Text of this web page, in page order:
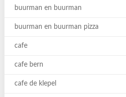
buurman en buurman
buurman en buurman pizza
cafe
cafe bern
cafe de klepel